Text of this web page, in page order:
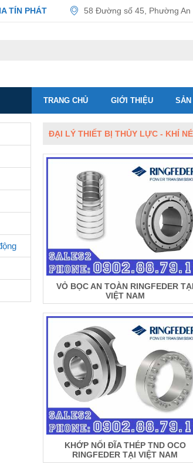
TÍN PHÁT 58 Đường số 45, Phường An
TRANG CHỦ GIỚI THIỆU SẢN
ĐẠI LÝ THIẾT BỊ THỦY LỰC - KHÍ
VỎ BỌC AN TOÀN RINGFEDER TẠI
VIỆT NAM
KHỚP NỐI ĐĨA THÉP TND OCO
RINGFEDER TẠI VIỆT NAM